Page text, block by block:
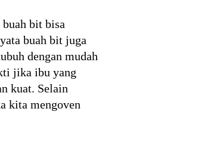
bit bisa
buah bit juga
dengan mudah
jika ibu yang
kuat. Selain
kita mengoven